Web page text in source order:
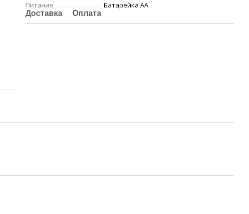
Питание
Батарейка АА
Доставка Оплата